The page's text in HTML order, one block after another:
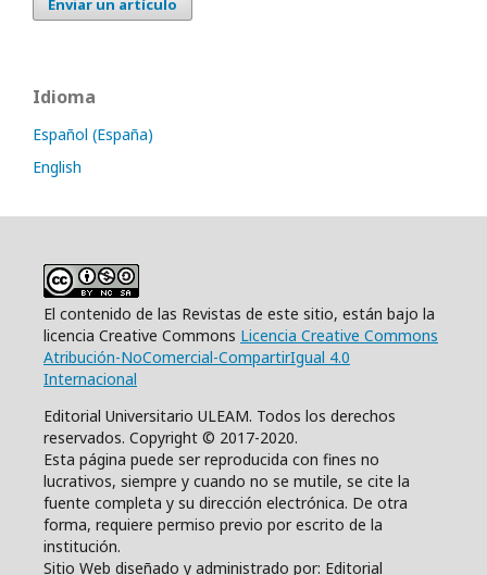
Idioma
Español (España)
English
El contenido de las Revistas de este sitio, están bajo la
licencia Creative Commons Licencia Creative Commons
Atribución-NoComercial-CompartirIgual 4.0
Internacional
Editorial Universitario ULEAM. Todos los derechos
reservados. Copyright © 2017-2020.
Esta página puede ser reproducida con fines no
lucrativos, siempre y cuando no se mutile, se cite la
fuente completa y su dirección electrónica. De otra
forma, requiere permiso previo por escrito de la
institución.
Sitio Web diseñado y administrado por: Editorial